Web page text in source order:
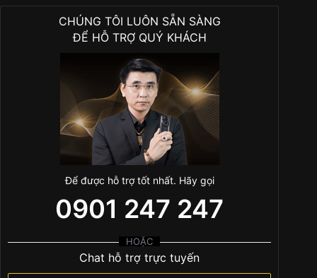
CHÚNG TÔI LUÔN SẴN SÀNG
ĐỂ HỖ TRỢ QUÝ KHÁCH
Để được hỗ trợ tốt nhất. Hãy gọi
0901 247 247
HOẶC
Chat hỗ trợ trực tuyến